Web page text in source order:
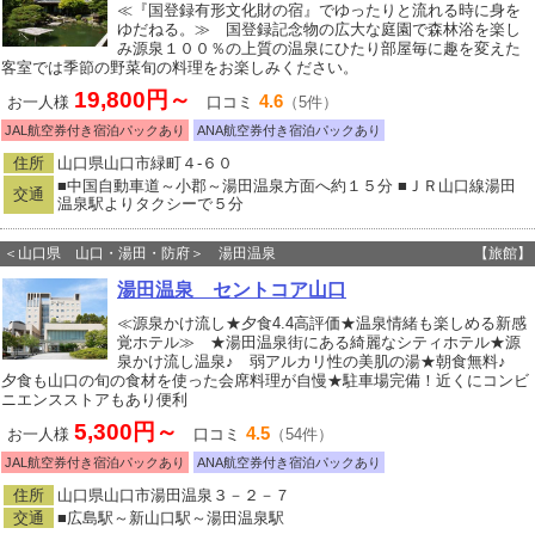
≪『国登録有形文化財の宿』でゆったりと流れる時に身を
ゆだねる。≫ 国登録記念物の広大な庭園で森林浴を楽し
み源泉１００％の上質の温泉にひたり部屋毎に趣を変えた
客室では季節の野菜旬の料理をお楽しみください。
お一人様 19,800円～ 口コミ 4.6 （5件）
JAL航空券付き宿泊パックあり ANA航空券付き宿泊パックあり
住所
山口県山口市緑町４‐６０
交通
■中国自動車道～小郡～湯田温泉方面へ約１５分 ■ＪＲ山口線湯田
温泉駅よりタクシーで５分
＜山口県 山口・湯田・防府＞ 湯田温泉 【旅館】
湯田温泉 セントコア山口
≪源泉かけ流し★夕食4.4高評価★温泉情緒も楽しめる新感
覚ホテル≫ ★湯田温泉街にある綺麗なシティホテル★源
泉かけ流し温泉♪ 弱アルカリ性の美肌の湯★朝食無料♪
夕食も山口の旬の食材を使った会席料理が自慢★駐車場完備！近くにコンビ
ニエンスストアもあり便利
お一人様 5,300円～ 口コミ 4.5 （54件）
JAL航空券付き宿泊パックあり ANA航空券付き宿泊パックあり
住所
山口県山口市湯田温泉３－２－７
交通
■広島駅～新山口駅～湯田温泉駅